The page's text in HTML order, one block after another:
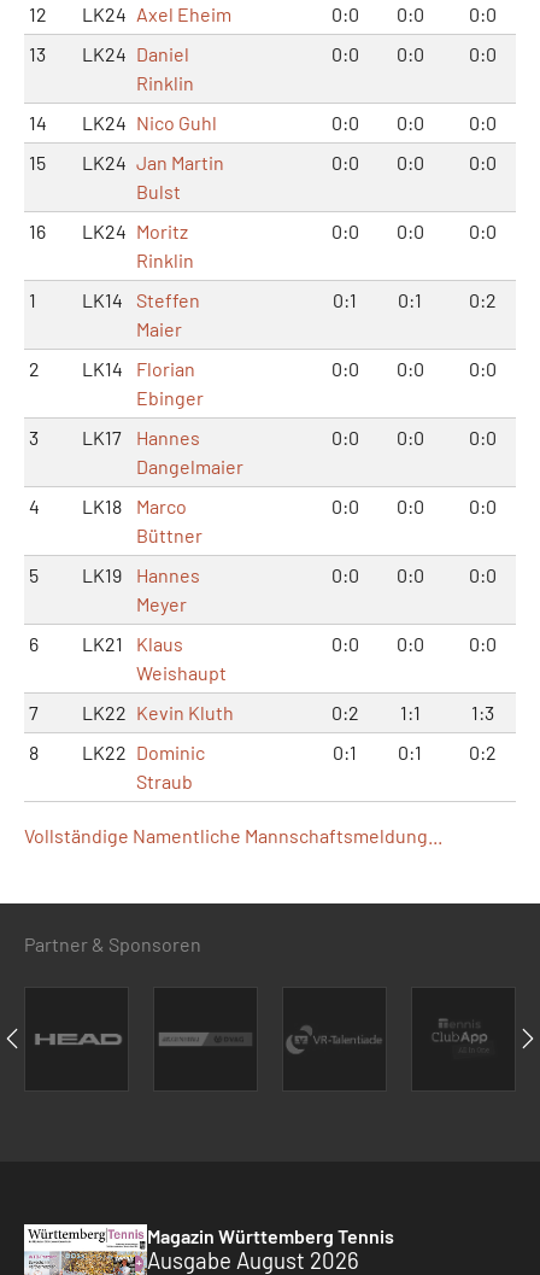
12 LK24 Axel Eheim 0:0 0:0
0:0
13
LK24 Daniel
Rinklin
0:0 0:0 0:0
14 LK24 Nico Guhl 0:0 0:0
0:0
15
LK24 Jan Martin
Bulst
0:0 0:0 0:0
16 LK24 Moritz
Rinklin
0:0 0:0 0:0
1 LK14
Steffen
Maier
0:1 0:1 0:2
2 LK14
Florian
Ebinger
0:0 0:0 0:0
3 LK17
Hannes
Dangelmaier
0:0 0:0 0:0
4 LK18
Marco
Büttner
0:0 0:0 0:0
5 LK19
Hannes
Meyer
0:0 0:0 0:0
6 LK21
Klaus
Weishaupt
0:0 0:0 0:0
7 LK22 Kevin Kluth 0:2 1:1
1:3
8
LK22 Dominic
Straub
0:1 0:1 0:2
Vollständige Namentliche Mannschaftsmeldung...
Partner & Sponsoren
Magazin Württemberg Tennis
Ausgabe August 2026